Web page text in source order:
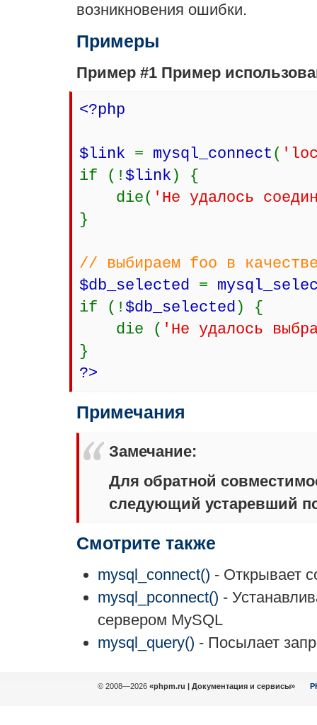
возникновения ошибки.
Примеры
Пример #1 Пример
<?php
$link = mysql_connect (
if (! $link ) {
die( 'Не удалось
}
// выбираем foo в
$db_selected =
if (! $db_selected ) {
die ( 'Не удалось
}
?>
Примечания
Замечание:
Для обратной
следующий устаревший
Смотрите также
mysql_connect() - Открывает
mysql_pconnect() -
сервером MySQL
mysql_query() - Посылает
© 2008—2026 «phpm.ru | Документация и сервисы»